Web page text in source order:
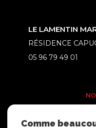
LE LAMENTIN
RÉSIDENCE
05 96 79 49 01
Comme